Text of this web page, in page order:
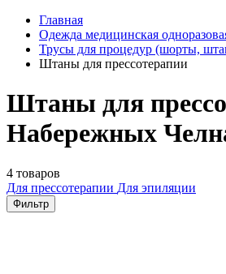
Главная
Одежда медицинская
Трусы для процедур (шорты,
Штаны для прессотерапии
Штаны для
Набережных
4 товаров
Для прессотерапии Для эпиляции
Фильтр